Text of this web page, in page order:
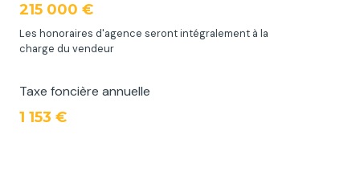
215 000 €
Les honoraires d'agence seront intégralement à la
charge du vendeur
Taxe foncière annuelle
1 153 €